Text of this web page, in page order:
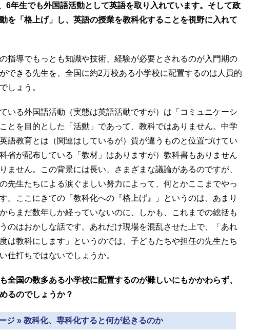
年生でも外国語活動として英語を取り入れています。そして政
を「格上げ」し、英語の授業を教科化することを視野に入れて
指導でもっとも知識や技術、経験が必要とされるのが入門期の
できる先生を、全国に約2万校ある小学校に配置するのは人員的
しょう。
いる外国語活動（実態は英語活動ですが）は「コミュニケーシ
とを目的とした「活動」であって、教科ではありません。中学
語教育とは（関連はしているが）質が違うものと位置づけてい
省が配布している「教材」はありますが）教科書もありません
ません。この背景には長い、さまざまな議論があるのですが、
先生たちによる涙ぐましい努力によって、何とかここまでやっ
。ここにきての「教科化への『格上げ』」というのは、あまり
らまだ数年しか経っていないのに、しかも、これまでの総括も
のはおかしな話です。あれだけ現場を混乱させた上で、「あれ
は教科にします」というのでは、子どもたちや担任の先生たち
仕打ちではないでしょうか。
国の数多ある小学校に配置するのが難しいにもかかわらず、
るのでしょうか？
ジ » 教科化、専科化すると何が起きるのか